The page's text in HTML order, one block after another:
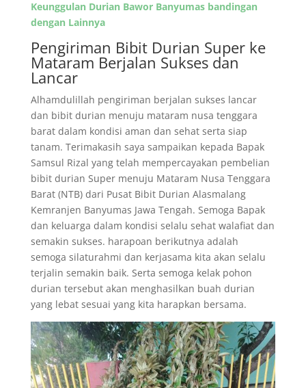
Keunggulan Durian Bawor Banyumas bandingan
dengan Lainnya
Pengiriman Bibit Durian Super ke
Mataram Berjalan Sukses dan
Lancar
Alhamdulillah pengiriman berjalan sukses lancar
dan bibit durian menuju mataram nusa tenggara
barat dalam kondisi aman dan sehat serta siap
tanam. Terimakasih saya sampaikan kepada Bapak
Samsul Rizal yang telah mempercayakan pembelian
bibit durian Super menuju Mataram Nusa Tenggara
Barat (NTB) dari Pusat Bibit Durian Alasmalang
Kemranjen Banyumas Jawa Tengah. Semoga Bapak
dan keluarga dalam kondisi selalu sehat walafiat dan
semakin sukses. harapoan berikutnya adalah
semoga silaturahmi dan kerjasama kita akan selalu
terjalin semakin baik. Serta semoga kelak pohon
durian tersebut akan menghasilkan buah durian
yang lebat sesuai yang kita harapkan bersama.